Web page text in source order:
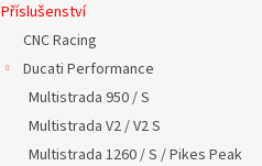
Příslušenství
CNC Racing
Ducati Performance
Multistrada 950 / S
Multistrada V2 / V2 S
Multistrada 1260 / S / Pikes Peak